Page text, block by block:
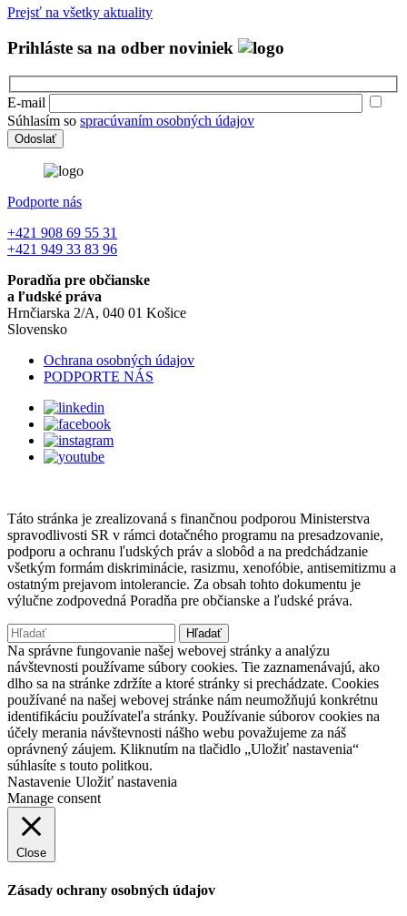
Prejsť na všetky aktuality
Prihláste sa na odber noviniek
E-mail
Súhlasím so spracúvaním osobných údajov
Podporte nás
+421 908 69 55 31
+421 949 33 83 96
Poradňa pre občianske
a ľudské práva
Hrnčiarska 2/A, 040 01 Košice
Slovensko
Ochrana osobných údajov
PODPORTE NÁS
Táto stránka je zrealizovaná s finančnou podporou Ministerstva
spravodlivosti SR v rámci dotačného programu na presadzovanie,
podporu a ochranu ľudských práv a slobôd a na predchádzanie
všetkým formám diskriminácie, rasizmu, xenofóbie, antisemitizmu a
ostatným prejavom intolerancie. Za obsah tohto dokumentu je
výlučne zodpovedná Poradňa pre občianske a ľudské práva.
Hľadať:
Na správne fungovanie našej webovej stránky a analýzu
návštevnosti používame súbory cookies. Tie zaznamenávajú, ako
dlho sa na stránke zdržíte a ktoré stránky si prechádzate. Cookies
používané na našej webovej stránke nám neumožňujú konkrétnu
identifikáciu používateľa stránky. Používanie súborov cookies na
účely merania návštevnosti nášho webu považujeme za náš
oprávnený záujem. Kliknutím na tlačidlo „Uložiť nastavenia“
súhlasíte s touto politkou.
Nastavenie Uložiť nastavenia
Manage consent
Close
Zásady ochrany osobných údajov